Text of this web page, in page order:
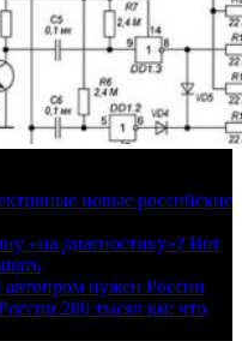
новые российские
«на диагностику»? Вот
нужен России
280 тысяч км: что